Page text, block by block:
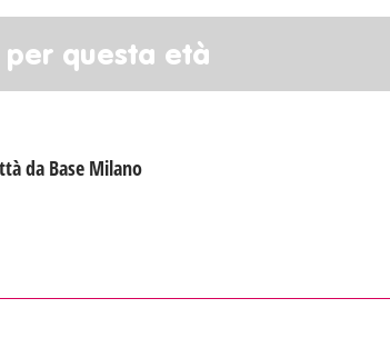
questa età
da Base Milano